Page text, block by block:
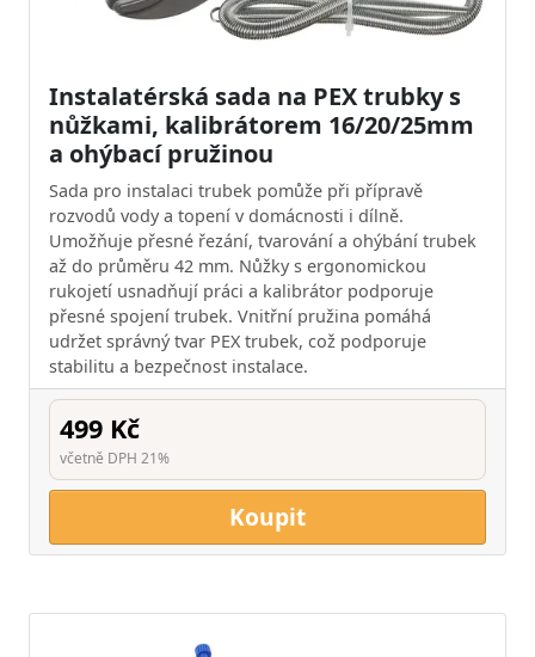
Instalatérská sada na PEX trubky s
nůžkami, kalibrátorem 16/20/25mm
a ohýbací pružinou
Sada pro instalaci trubek pomůže při přípravě
rozvodů vody a topení v domácnosti i dílně.
Umožňuje přesné řezání, tvarování a ohýbání trubek
až do průměru 42 mm. Nůžky s ergonomickou
rukojetí usnadňují práci a kalibrátor podporuje
přesné spojení trubek. Vnitřní pružina pomáhá
udržet správný tvar PEX trubek, což podporuje
stabilitu a bezpečnost instalace.
499 Kč
včetně DPH 21%
Koupit